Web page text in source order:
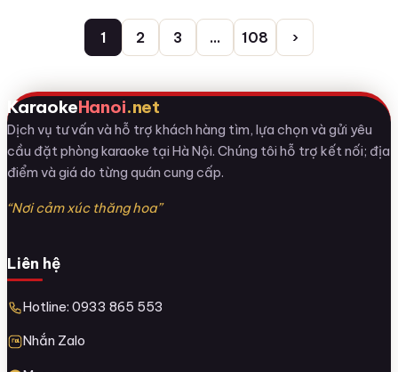
viết
1 2 3 … 108 ›
KaraokeHanoi.net
Dịch vụ tư vấn và hỗ trợ khách hàng tìm, lựa chọn và gửi yêu
cầu đặt phòng karaoke tại Hà Nội. Chúng tôi hỗ trợ kết nối; địa
điểm và giá do từng quán cung cấp.
“Nơi cảm xúc thăng hoa”
Liên hệ
Hotline: 0933 865 553
Nhắn Zalo